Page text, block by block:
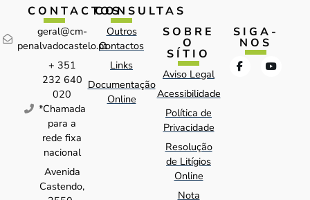
CONTACTOS
geral@cm-
penalvadocastelo.pt
+ 351
232 640
020
*Chamada
para a
rede fixa
nacional
Avenida
Castendo,
CONSULTAS
Outros
Contactos
Links
Documentação
Online
SOBRE
O
SÍTIO
Aviso Legal
Acessibilidade
Política de
Privacidade
Resolução
de Litígios
Online
Nota
SIGA-
NOS